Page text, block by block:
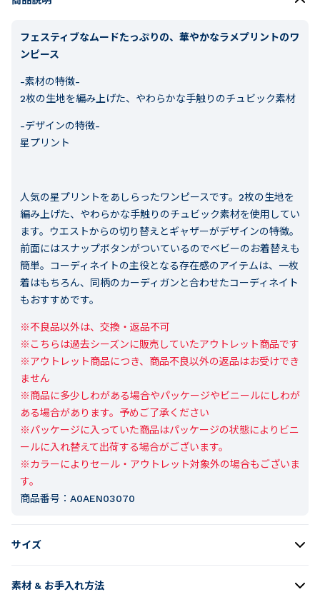
フェスティブなムードたっぷりの、華やかなラメプリントのワ
ンピース
-素材の特徴-
2枚の生地を編み上げた、やわらかな手触りのチュビック素材
-デザインの特徴-
星プリント
人気の星プリントをあしらったワンピースです。2枚の生地を
編み上げた、やわらかな手触りのチュビック素材を使用してい
ます。ウエストからの切り替えとギャザーがデザインの特徴。
前面にはスナップボタンがついているのでベビーのお着替えも
簡単。コーディネイトの主役となる存在感のアイテムは、一枚
着はもちろん、同柄のカーディガンと合わせたコーディネイト
もおすすめです。
※不良品以外は、交換・返品不可
※こちらは過去シーズンに販売していたアウトレット商品です
※アウトレット商品につき、商品不良以外の返品はお受けでき
ません
※商品に多少しわがある場合やパッケージやビニールにしわが
ある場合があります。予めご了承ください
※パッケージに入っていた商品はパッケージの状態によりビニ
ールに入れ替えて出荷する場合がございます。
※カラーによりセール・アウトレット対象外の場合もございま
す。
商品番号： A0AEN03070
サイズ
素材 & お手入れ方法